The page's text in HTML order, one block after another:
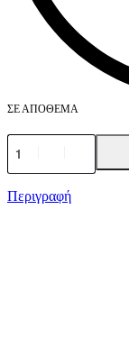
ΣΕ ΑΠΌΘΕΜΑ
Περιγραφή